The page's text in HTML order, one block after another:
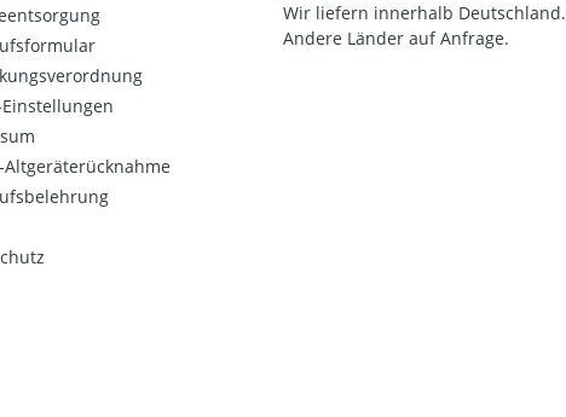
Einstellungen
Altgeräterücknahme
Wir liefern innerhalb Deutschland.
Andere Länder auf Anfrage.